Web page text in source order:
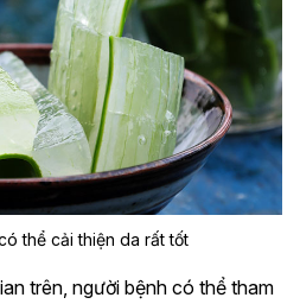
thể cải thiện da rất tốt
trên, người bệnh có thể tham